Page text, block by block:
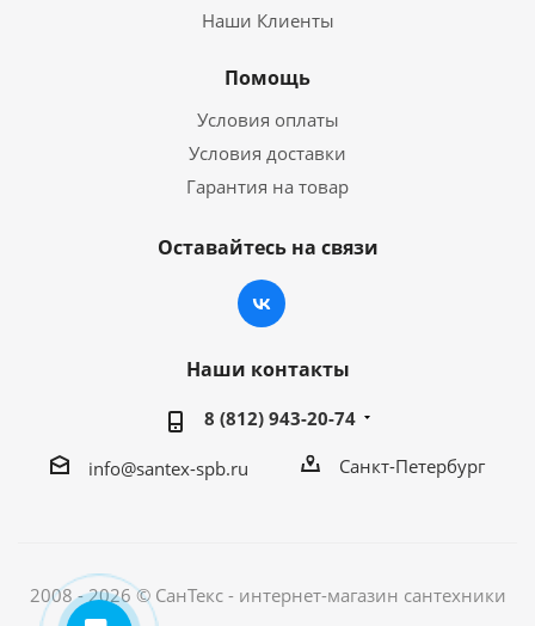
Наши Клиенты
Помощь
Условия оплаты
Условия доставки
Гарантия на товар
Оставайтесь на связи
Наши контакты
8 (812) 943-20-74
info@santex-spb.ru Санкт-Петербург
2008 - 2026 © СанТекс - интернет-магазин cантехники